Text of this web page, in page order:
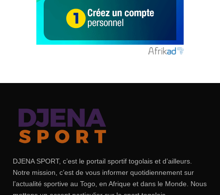
DJENA SPORT, c’est le portail sportif togolais et d’ailleurs.
Notre mission, c’est de vous informer quotidiennement sur
l’actualité sportive au Togo, en Afrique et dans le Monde. Nous